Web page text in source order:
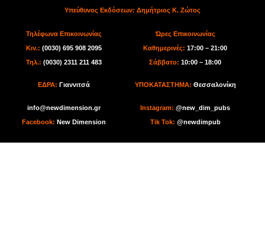
Υπεύθυνος Εκδόσεων: Δημήτριος Κ. Ζώτος
Τηλέφωνα Επικοινωνίας
Κιν.: (0030) 695 908 2095
Τηλ.: (0030) 2311 211 483
ΕΔΡΑ: Γιαννιτσά
info@newdimension.gr
Facebook:New Dimension
Ώρες Επικοινωνίας
Καθημερινές:17:00 – 21:00
Σάββατο: 10:00 – 18:00
ΥΠΟΚΑΤΑΣΤΗΜΑ: Θεσσαλονίκη
Instagram:@new_dim_pubs
Tik Tok: @newdimpub